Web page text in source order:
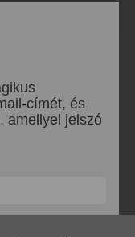
címét, és
amellyel jelszó